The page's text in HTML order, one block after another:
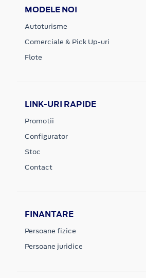
MODELE NOI
Autoturisme
Comerciale & Pick Up-uri
Flote
LINK-URI RAPIDE
Promotii
Configurator
Stoc
Contact
FINANTARE
Persoane fizice
Persoane juridice